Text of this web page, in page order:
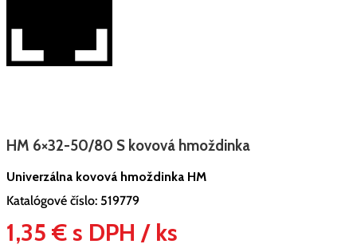
HM 6×32-50/80 S kovová hmoždinka
Univerzálna kovová hmoždinka HM
Katalógové číslo: 519779
1,35 € s DPH / ks